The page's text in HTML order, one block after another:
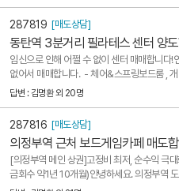
287819 [매도상담]
동탄역 3분거리 필라테스 센터 양
임신으로 인해 어쩔 수 없이 센터 매매합니다
없어서 매매합니다. - 체어&스프링보드룸 ,
5:1 그룹레슨 운영중 - 총 기구는 그룹실+개
답변 : 김명환 외 20명
287816 [매도상담]
의정부역 근처 보드게임카페 매도
[의정부역 메인 상권]고정비 최저, 순수익 극
금회수 약1년 10개월)안녕하세요. 의정부역
탄탄하게 운영해 온 지역 대표 프리미엄 보드